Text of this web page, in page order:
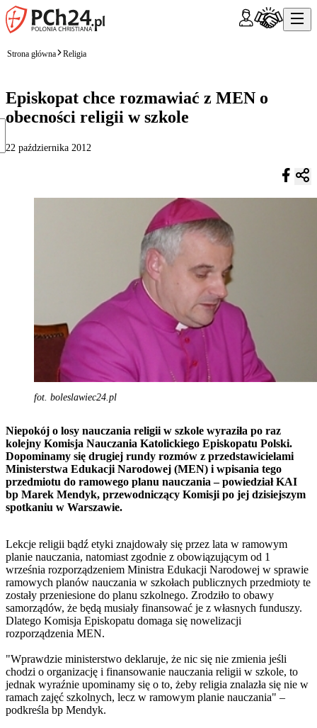
Strona główna Religia
Episkopat chce rozmawiać z MEN o
obecności religii w szkole
22 października 2012
fot. boleslawiec24.pl
Niepokój o losy nauczania religii w szkole wyraziła po raz
kolejny Komisja Nauczania Katolickiego Episkopatu Polski.
Dopominamy się drugiej rundy rozmów z przedstawicielami
Ministerstwa Edukacji Narodowej (MEN) i wpisania tego
przedmiotu do ramowego planu nauczania – powiedział KAI
bp Marek Mendyk, przewodniczący Komisji po jej dzisiejszym
spotkaniu w Warszawie.
Lekcje religii bądź etyki znajdowały się przez lata w ramowym
planie nauczania, natomiast zgodnie z obowiązującym od 1
września rozporządzeniem Ministra Edukacji Narodowej w sprawie
ramowych planów nauczania w szkołach publicznych przedmioty te
zostały przeniesione do planu szkolnego. Zrodziło to obawy
samorządów, że będą musiały finansować je z własnych funduszy.
Dlatego Komisja Episkopatu domaga się nowelizacji
rozporządzenia MEN.
"Wprawdzie ministerstwo deklaruje, że nic się nie zmienia jeśli
chodzi o organizację i finansowanie nauczania religii w szkole, to
jednak wyraźnie upominamy się o to, żeby religia znalazła się nie w
ramach zajęć szkolnych, lecz w ramowym planie nauczania" –
podkreśla bp Mendyk.